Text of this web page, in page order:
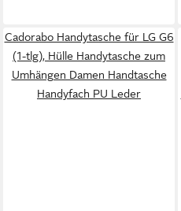
Cadorabo Handytasche für LG G6
(1-tlg), Hülle Handytasche zum
Umhängen Damen Handtasche
Handyfach PU Leder